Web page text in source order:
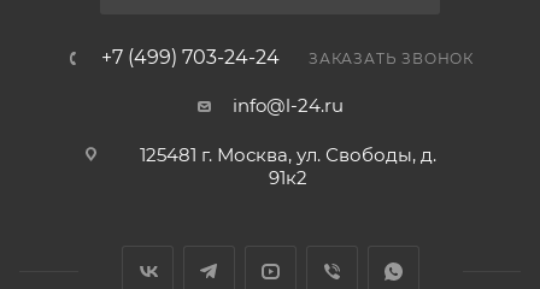
+7 (499) 703-24-24 ЗАКАЗАТЬ ЗВОНОК
info@l-24.ru
125481 г. Москва, ул. Свободы, д.
91к2